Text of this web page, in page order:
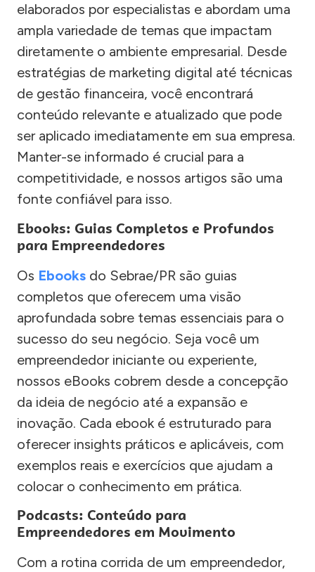
elaborados por especialistas e abordam uma
ampla variedade de temas que impactam
diretamente o ambiente empresarial. Desde
estratégias de marketing digital até técnicas
de gestão financeira, você encontrará
conteúdo relevante e atualizado que pode
ser aplicado imediatamente em sua empresa.
Manter-se informado é crucial para a
competitividade, e nossos artigos são uma
fonte confiável para isso.
Ebooks: Guias Completos e Profundos
para Empreendedores
Os Ebooks do Sebrae/PR são guias
completos que oferecem uma visão
aprofundada sobre temas essenciais para o
sucesso do seu negócio. Seja você um
empreendedor iniciante ou experiente,
nossos eBooks cobrem desde a concepção
da ideia de negócio até a expansão e
inovação. Cada ebook é estruturado para
oferecer insights práticos e aplicáveis, com
exemplos reais e exercícios que ajudam a
colocar o conhecimento em prática.
Podcasts: Conteúdo para
Empreendedores em Movimento
Com a rotina corrida de um empreendedor,